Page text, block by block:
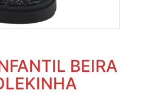
BEIRA